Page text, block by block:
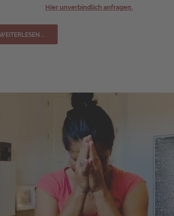
Hier unverbindlich anfragen.
…